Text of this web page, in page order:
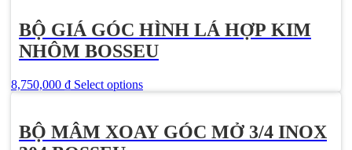
BỘ GIÁ GÓC HÌNH LÁ HỢP KIM
NHÔM BOSSEU
8,750,000 ₫ Select options
BỘ MÂM XOAY GÓC MỞ 3/4 INOX